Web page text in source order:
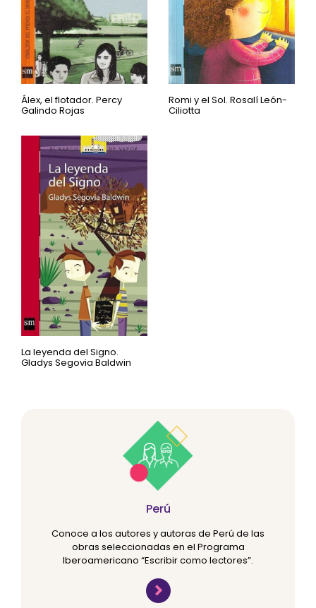
Álex, el flotador. Percy
Galindo Rojas
Romi y el Sol. Rosalí León-
Ciliotta
La leyenda del Signo.
Gladys Segovia Baldwin
Perú
Conoce a los autores y autoras de Perú de las
obras seleccionadas en el Programa
Iberoamericano “Escribir como lectores”.